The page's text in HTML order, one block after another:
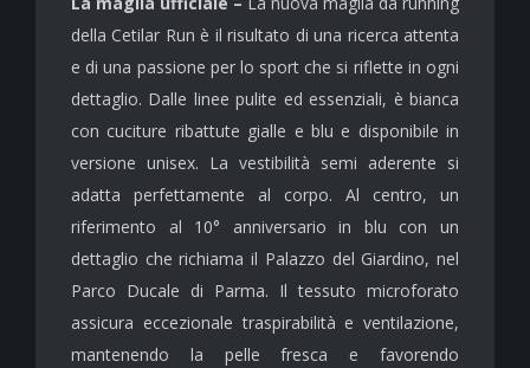
della Cetilar Run è il risultato di una ricerca attenta
e di una passione per lo sport che si riflette in ogni
dettaglio. Dalle linee pulite ed essenziali, è bianca
con cuciture ribattute gialle e blu e disponibile in
versione unisex. La vestibilità semi aderente si
adatta perfettamente al corpo. Al centro, un
riferimento al 10° anniversario in blu con un
dettaglio che richiama il Palazzo del Giardino, nel
Parco Ducale di Parma. Il tessuto microforato
assicura eccezionale traspirabilità e ventilazione,
mantenendo la pelle fresca e favorendo